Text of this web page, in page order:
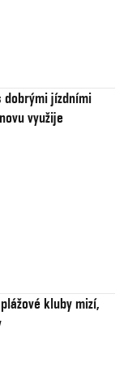
jízdními
využije
kluby mizí,